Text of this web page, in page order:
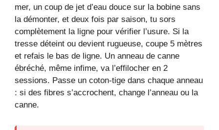
mer, un coup de jet d’eau douce sur la bobine sans
la démonter, et deux fois par saison, tu sors
complètement la ligne pour vérifier l’usure. Si la
tresse déteint ou devient rugueuse, coupe 5 mètres
et refais le bas de ligne. Un anneau de canne
ébréché, même infime, va l’effilocher en 2
sessions. Passe un coton-tige dans chaque anneau
: si des fibres s’accrochent, change l’anneau ou la
canne.